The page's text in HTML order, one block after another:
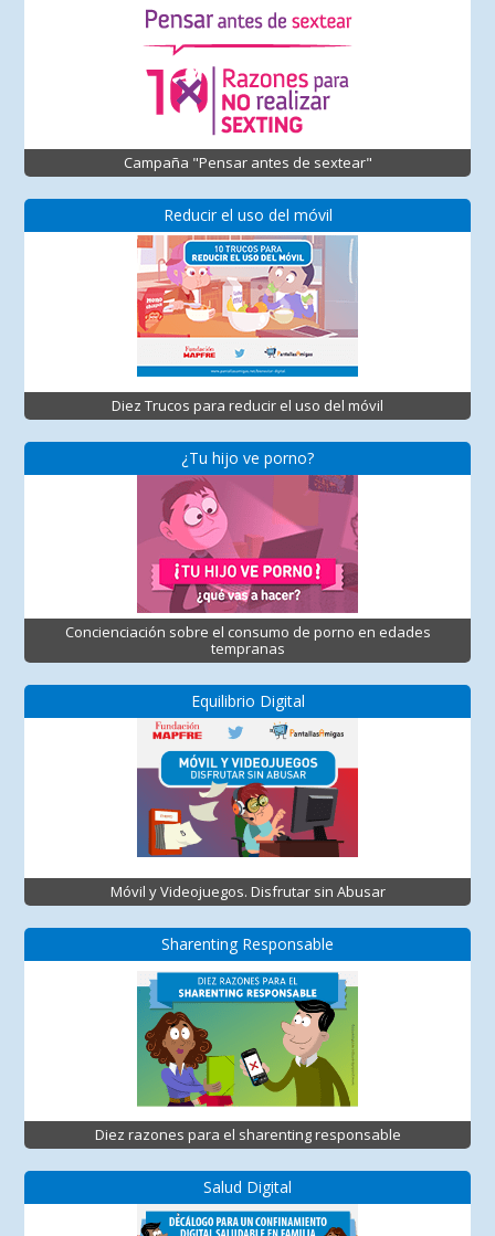
Campaña "Pensar antes de sextear"
Reducir el uso del móvil
Diez Trucos para reducir el uso del móvil
¿Tu hijo ve porno?
Concienciación sobre el consumo de porno en edades
tempranas
Equilibrio Digital
Móvil y Videojuegos. Disfrutar sin Abusar
Sharenting Responsable
Diez razones para el sharenting responsable
Salud Digital